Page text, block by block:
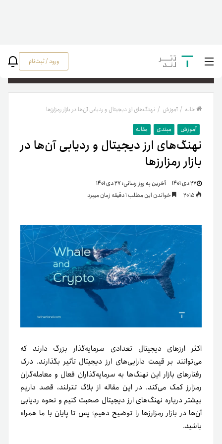
ورود / ثبت‌نام
خانه / آموزش / نهنگ‌های ارز دیجیتال و ردیابی آن‌ها در بازار رمزارزها
آموزش مبتدی مقاله
نهنگ‌های ارز دیجیتال و ردیابی آن‌ها در
بازار رمزارزها
۲۷ دی ۱۴۰۱ آخرین به روز رسانی:۲۷ دی ۱۴۰۱
خواندن این مطلب 1 دقیقه زمان میبرد
اکثر ارزهای دیجیتال تعدادی سرمایه‌گذار بزرگ دارند که
می‌توانند بر قیمت دارایی‌های ارز دیجیتال تأثیر بگذارند. درک
رفتارهای بازار این نهنگ‌ها به سرمایه‌گذاران فعال و معامله‌گران
رمزارز کمک می‌کند. در این مقاله از بلاگ تترلند، قصد داریم
بیشتر درباره نهنگ‌های ارز دیجیتال صحبت کنیم و نحوه ردیابی
آن‌ها در بازار رمزارزها را توضیح دهیم؛ پس تا پایان با ما همراه
باشید.